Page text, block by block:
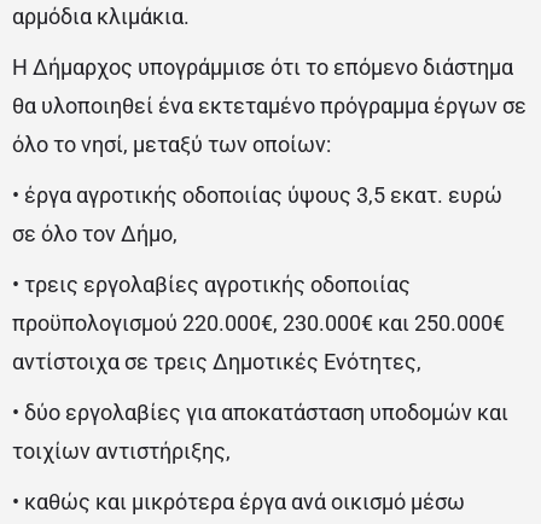
αρμόδια κλιμάκια.
Η Δήμαρχος υπογράμμισε ότι το επόμενο διάστημα
θα υλοποιηθεί ένα εκτεταμένο πρόγραμμα έργων σε
όλο το νησί, μεταξύ των οποίων:
• έργα αγροτικής οδοποιίας ύψους 3,5 εκατ. ευρώ
σε όλο τον Δήμο,
• τρεις εργολαβίες αγροτικής οδοποιίας
προϋπολογισμού 220.000€, 230.000€ και 250.000€
αντίστοιχα σε τρεις Δημοτικές Ενότητες,
• δύο εργολαβίες για αποκατάσταση υποδομών και
τοιχίων αντιστήριξης,
• καθώς και μικρότερα έργα ανά οικισμό μέσω